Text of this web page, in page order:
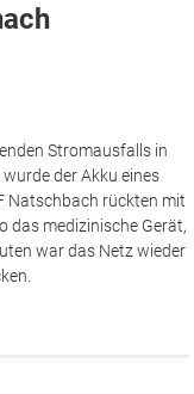
Stromausfalls in
der Akku eines
Natschbach rückten mit
das medizinische Gerät,
war das Netz wieder